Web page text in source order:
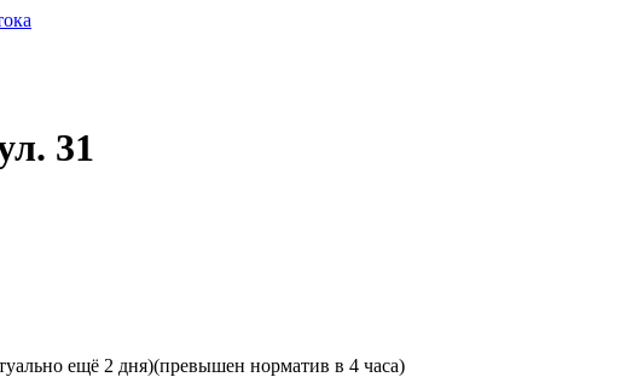
31
ещё 2 дня)(превышен норматив в 4 часа)